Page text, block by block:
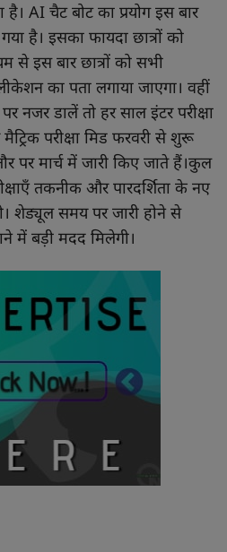
है। AI चैट बोट का प्रयोग इस बार
है। इसका फायदा छात्रों को
से इस बार छात्रों को सभी
का पता लगाया जाएगा। वहीं
नजर डालें तो हर साल इंटर परीक्षा
परीक्षा मिड फरवरी से शुरू
पर मार्च में जारी किए जाते हैं।कुल
तकनीक और पारदर्शिता के नए
शेड्यूल समय पर जारी होने से
में बड़ी मदद मिलेगी।